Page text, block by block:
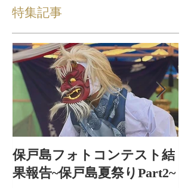
特集記事
保戸島フォトコンテスト結
果報告~保戸島夏祭りPart2~